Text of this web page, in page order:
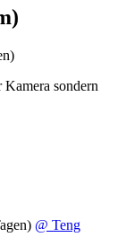
sondern
@ Teng